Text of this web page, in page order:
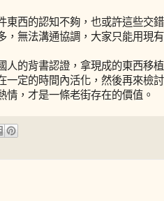
西的認知不夠，也或許這些交
無法溝通協調，大家只能用現
的背書認證，拿現成的東西移
定的時間內活化，然後再來檢
情，才是一條老街存在的價值。